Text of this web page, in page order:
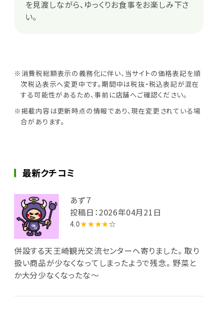
を見渡しながら、ゆっくりお食事をお楽しみ下さ
い。
※消費税総額表示の義務化に伴い、当サイトの価格表記を順
次税込表示へ変更中です。期間中は税抜・税込表記が混在
する可能性があるため、事前に店舗へご確認ください。
※掲載内容は更新時点の情報であり、現在変更されている場
合があります。
最新クチコミ
あず７
投稿日：2026年04月21日
4.0★★★★☆
併設する天王崎観光交流センターへ寄りました。 取り
扱い商品が少なくなってしまったようで残念。 野菜と
か大分少なくなったな～